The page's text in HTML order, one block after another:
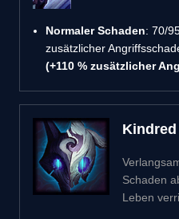
Normaler Schaden: 70/
zusätzlicher
(+110 % zusätzlicher
Kindred
Schaden
Leben